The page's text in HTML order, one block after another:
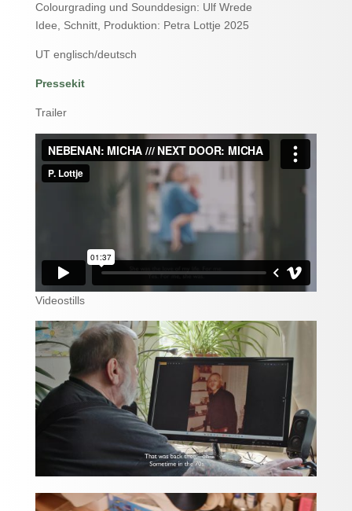
Colourgrading und Sounddesign: Ulf Wrede
Idee, Schnitt, Produktion: Petra Lottje 2025
UT englisch/deutsch
Pressekit
Trailer
Videostills